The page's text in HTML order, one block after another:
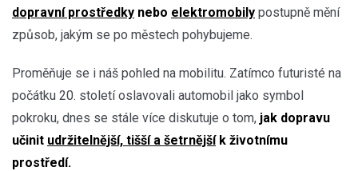
dopravní prostředky nebo elektromobily postupně mění
způsob, jakým se po městech pohybujeme.
Proměňuje se i náš pohled na mobilitu. Zatímco futuristé na
počátku 20. století oslavovali automobil jako symbol
pokroku, dnes se stále více diskutuje o tom, jak dopravu
učinit udržitelnější, tišší a šetrnějšík životnímu
prostředí.